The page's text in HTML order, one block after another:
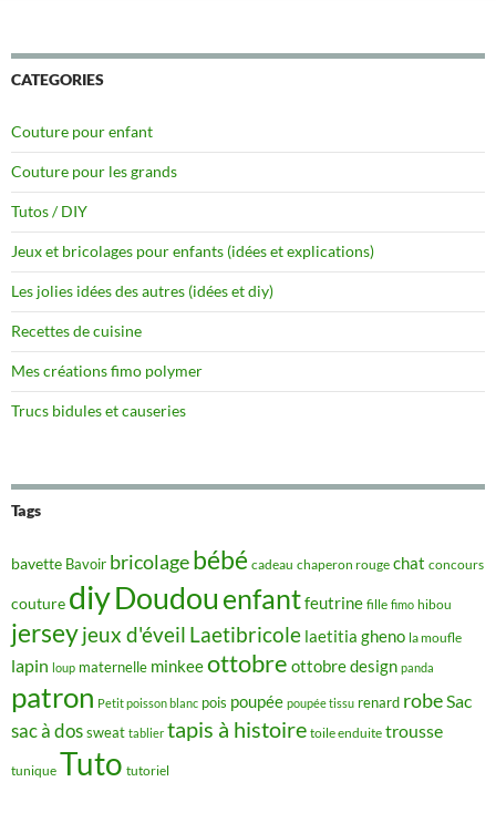
CATEGORIES
Couture pour enfant
Couture pour les grands
Tutos / DIY
Jeux et bricolages pour enfants (idées et explications)
Les jolies idées des autres (idées et diy)
Recettes de cuisine
Mes créations fimo polymer
Trucs bidules et causeries
Tags
bavette Bavoir bricolagebébé cadeau chaperon rouge chat concours
couture diyDoudou enfantfeutrine fille fimo hibou
jerseyjeux d'éveil Laetibricole laetitia gheno la moufle
lapin loup maternelle minkeeottobre ottobre design panda
patron Petit poisson blanc pois poupée poupée tissu renard robe Sac
sac à dossweat tablier tapis à histoire toile enduite trousse
tunique Tuto tutoriel